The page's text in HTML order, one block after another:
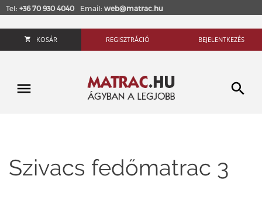
Tel: +36 70 930 4040 Email: web@matrac.hu
KOSÁR REGISZTRÁCIÓ BEJELENTKEZÉS
Szivacs fedőmatrac 3